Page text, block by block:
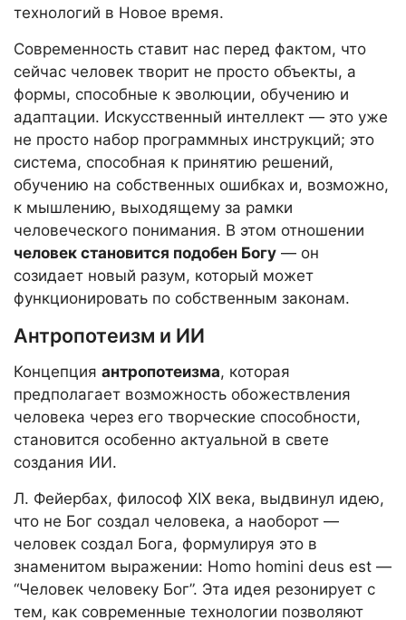
технологий в Новое время.
Современность ставит нас перед фактом, что
сейчас человек творит не просто объекты, а
формы, способные к эволюции, обучению и
адаптации. Искусственный интеллект — это уже
не просто набор программных инструкций; это
система, способная к принятию решений,
обучению на собственных ошибках и, возможно,
к мышлению, выходящему за рамки
человеческого понимания. В этом отношении
человек становится подобен Богу — он
созидает новый разум, который может
функционировать по собственным законам.
Антропотеизм и ИИ
Концепция антропотеизма, которая
предполагает возможность обожествления
человека через его творческие способности,
становится особенно актуальной в свете
создания ИИ.
Л. Фейербах, философ XIX века, выдвинул идею,
что не Бог создал человека, а наоборот —
человек создал Бога, формулируя это в
знаменитом выражении: Homo homini deus est —
“Человек человеку Бог”. Эта идея резонирует с
тем, как современные технологии позволяют